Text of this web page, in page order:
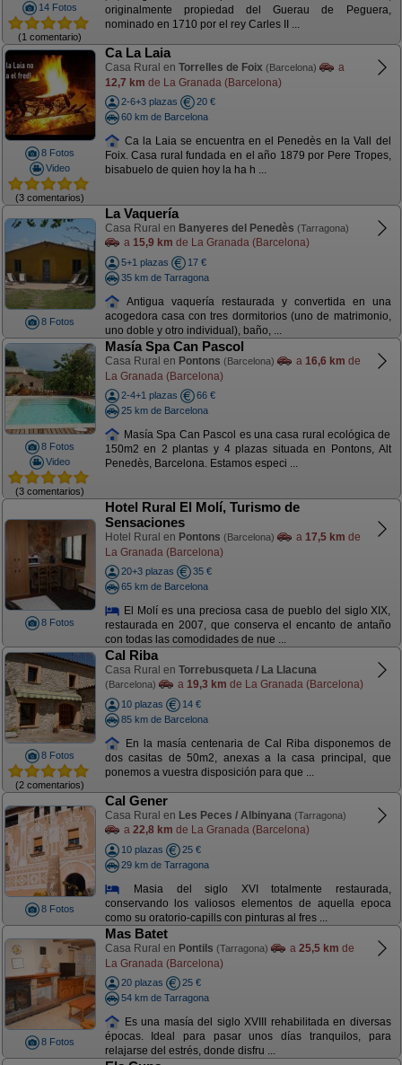
14 Fotos
(1 comentario)
originalmente propiedad del Guerau de Peguera,
nominado en 1710 por el rey Carles II ...
8 Fotos
Video
(3 comentarios)
Ca La Laia
Casa Rural en Torrelles de Foix (Barcelona)
a
12,7 km de La Granada (Barcelona)
2-6+3 plazas
20 €
60 km de Barcelona
Ca la Laia se encuentra en el Penedès en la Vall del
Foix. Casa rural fundada en el año 1879 por Pere Tropes,
bisabuelo de quien hoy la ha h ...
8 Fotos
La Vaquería
Casa Rural en Banyeres del Penedès (Tarragona)
a 15,9 km de La Granada (Barcelona)
5+1 plazas
17 €
35 km de Tarragona
Antigua vaquería restaurada y convertida en una
acogedora casa con tres dormitorios (uno de matrimonio,
uno doble y otro individual), baño, ...
8 Fotos
Video
(3 comentarios)
Masía Spa Can Pascol
Casa Rural en Pontons (Barcelona) a 16,6 km de
La Granada (Barcelona)
2-4+1 plazas
66 €
25 km de Barcelona
Masía Spa Can Pascol es una casa rural ecológica de
150m2 en 2 plantas y 4 plazas situada en Pontons, Alt
Penedès, Barcelona. Estamos especi ...
8 Fotos
Hotel Rural El Molí, Turismo de
Sensaciones
Hotel Rural en Pontons (Barcelona) a 17,5 km de
La Granada (Barcelona)
20+3 plazas
35 €
65 km de Barcelona
El Molí es una preciosa casa de pueblo del siglo XIX,
restaurada en 2007, que conserva el encanto de antaño
con todas las comodidades de nue ...
8 Fotos
(2 comentarios)
Cal Riba
Casa Rural en Torrebusqueta / La Llacuna
(Barcelona) a 19,3 km de La Granada (Barcelona)
10 plazas
14 €
85 km de Barcelona
En la masía centenaria de Cal Riba disponemos de
dos casitas de 50m2, anexas a la casa principal, que
ponemos a vuestra disposición para que ...
8 Fotos
Cal Gener
Casa Rural en Les Peces / Albinyana (Tarragona)
a 22,8 km de La Granada (Barcelona)
10 plazas
25 €
29 km de Tarragona
Masia del siglo XVI totalmente restaurada,
conservando los valiosos elementos de aquella epoca
como su oratorio-capills con pinturas al fres ...
8 Fotos
Mas Batet
Casa Rural en Pontils (Tarragona) a 25,5 km de
La Granada (Barcelona)
20 plazas
25 €
54 km de Tarragona
Es una masía del siglo XVIII rehabilitada en diversas
épocas. Ideal para pasar unos días tranquilos, para
relajarse del estrés, donde disfru ...